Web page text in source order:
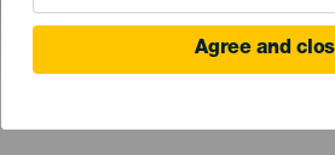
Agree and